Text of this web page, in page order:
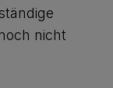
nicht